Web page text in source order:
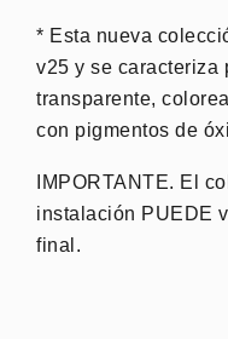
* Esta nueva
v25 y se caracteriza
transparente,
con pigmentos de
IMPORTANTE. El
instalación PUEDE
final.